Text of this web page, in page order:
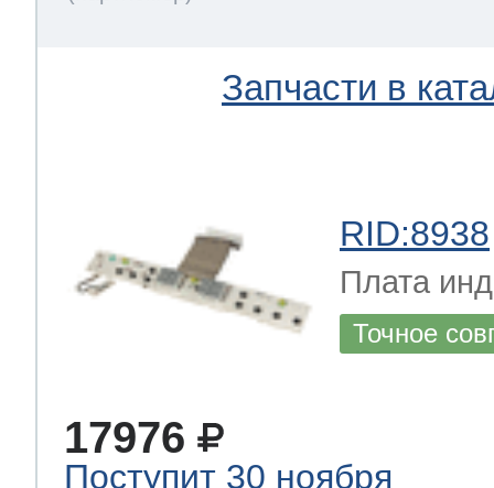
Запчасти в
RID:8938
Плата
Точное
17976
Поступит 30 ноября